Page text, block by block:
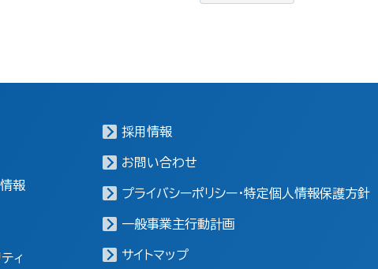
報
ィ
採用情報
お問い合わせ
プライバシーポリシー・特定個人情報保護方針
一般事業主行動計画
サイトマップ